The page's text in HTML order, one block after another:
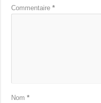
Commentaire*
Nom*